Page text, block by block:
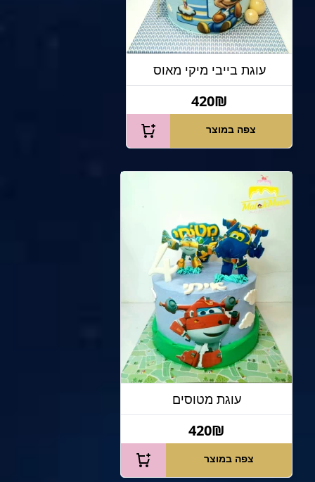
עוגת בייבי מיקי מאוס
420₪
צפה במוצר
עוגת מטוסים
420₪
צפה במוצר